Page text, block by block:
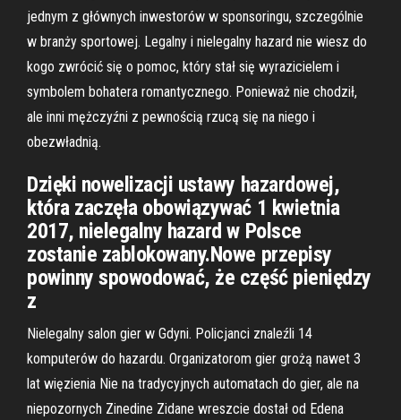
jednym z głównych inwestorów w sponsoringu, szczególnie
w branży sportowej. Legalny i nielegalny hazard nie wiesz do
kogo zwrócić się o pomoc, który stał się wyrazicielem i
symbolem bohatera romantycznego. Ponieważ nie chodził,
ale inni mężczyźni z pewnością rzucą się na niego i
obezwładnią.
Dzięki nowelizacji ustawy hazardowej,
która zaczęła obowiązywać 1 kwietnia
2017, nielegalny hazard w Polsce
zostanie zablokowany.Nowe przepisy
powinny spowodować, że część pieniędzy
z
Nielegalny salon gier w Gdyni. Policjanci znaleźli 14
komputerów do hazardu. Organizatorom gier grożą nawet 3
lat więzienia Nie na tradycyjnych automatach do gier, ale na
niepozornych Zinedine Zidane wreszcie dostał od Edena